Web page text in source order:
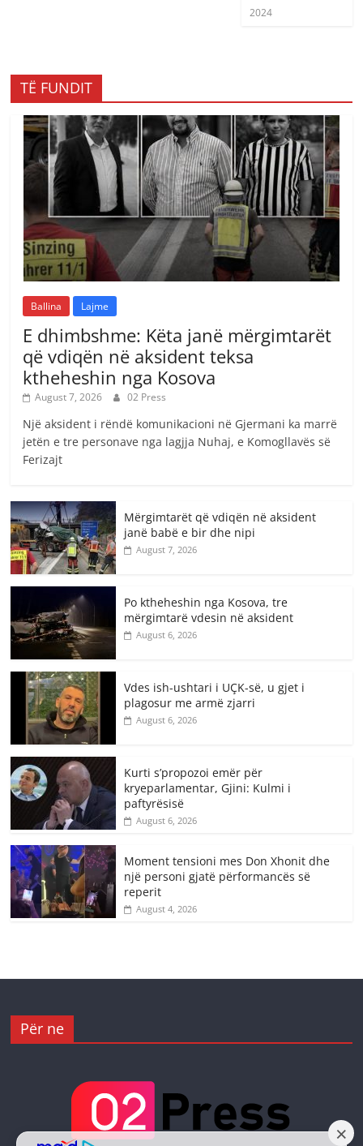
2024
TË FUNDIT
Ballina Lajme
E dhimbshme: Këta janë mërgimtarët
që vdiqën në aksident teksa
ktheheshin nga Kosova
August 7, 2026 02 Press
Një aksident i rëndë komunikacioni në Gjermani ka marrë
jetën e tre personave nga lagjja Nuhaj, e Komogllavës së
Ferizajt
Mërgimtarët që vdiqën në aksident
janë babë e bir dhe nipi
August 7, 2026
Po ktheheshin nga Kosova, tre
mërgimtarë vdesin në aksident
August 6, 2026
Vdes ish-ushtari i UÇK-së, u gjet i
plagosur me armë zjarri
August 6, 2026
Kurti s’propozoi emër për
kryeparlamentar, Gjini: Kulmi i
paftyrësisë
August 6, 2026
Moment tensioni mes Don Xhonit dhe
një personi gjatë përformancës së
reperit
August 4, 2026
Për ne